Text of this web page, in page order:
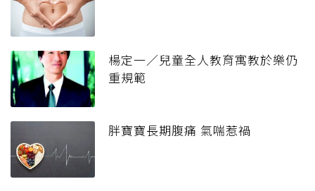
楊定一／兒童全人教育寓教於樂仍
重規範
胖寶寶長期腹痛 氣喘惹禍